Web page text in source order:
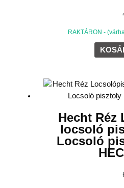
RAKTÁRON -
Hecht
locsoló
Locsoló